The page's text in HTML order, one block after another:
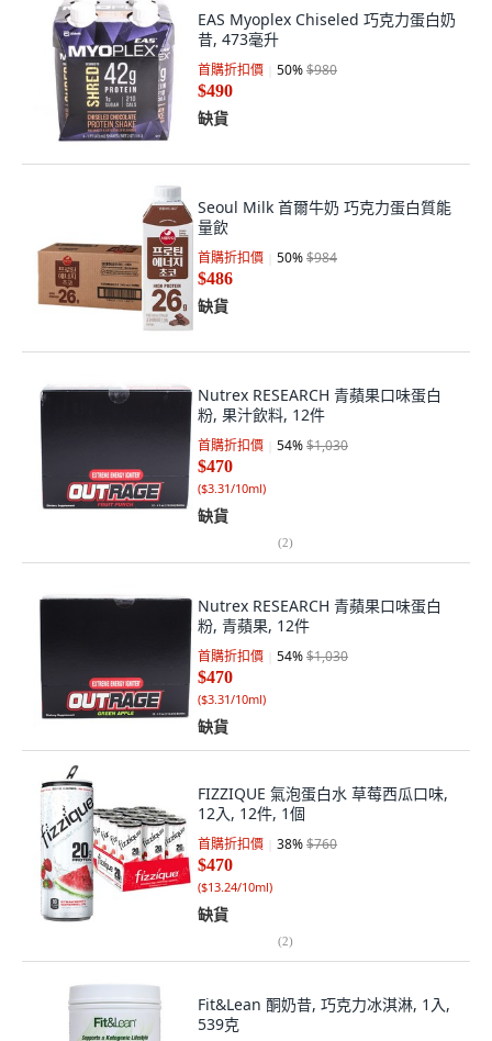
EAS Myoplex Chiseled 巧克力蛋白奶
昔, 473毫升
首購折扣價 50%$980
$490
缺貨
Seoul Milk 首爾牛奶 巧克力蛋白質能
量飲
首購折扣價 50%$984
$486
缺貨
Nutrex RESEARCH 青蘋果口味蛋白
粉, 果汁飲料, 12件
首購折扣價 54%$1,030
$470
($3.31/10ml)
缺貨
(2)
Nutrex RESEARCH 青蘋果口味蛋白
粉, 青蘋果, 12件
首購折扣價 54%$1,030
$470
($3.31/10ml)
缺貨
FIZZIQUE 氣泡蛋白水 草莓西瓜口味,
12入, 12件, 1個
首購折扣價 38%$760
$470
($13.24/10ml)
缺貨
(2)
Fit&Lean 酮奶昔, 巧克力冰淇淋, 1入,
539克